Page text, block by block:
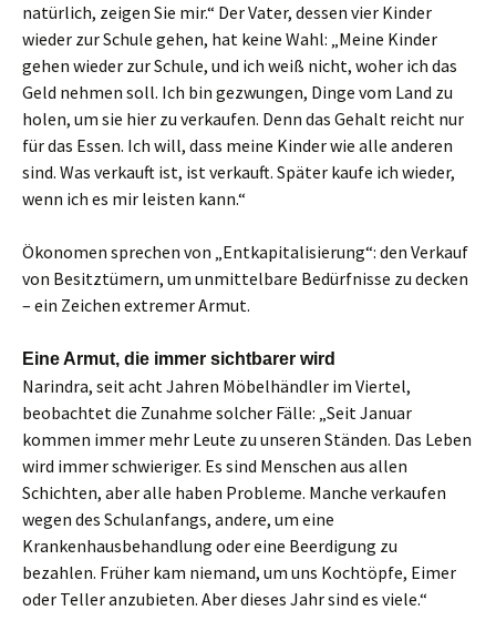
natürlich, zeigen Sie mir.“ Der Vater, dessen vier Kinder
wieder zur Schule gehen, hat keine Wahl: „Meine Kinder
gehen wieder zur Schule, und ich weiß nicht, woher ich das
Geld nehmen soll. Ich bin gezwungen, Dinge vom Land zu
holen, um sie hier zu verkaufen. Denn das Gehalt reicht nur
für das Essen. Ich will, dass meine Kinder wie alle anderen
sind. Was verkauft ist, ist verkauft. Später kaufe ich wieder,
wenn ich es mir leisten kann.“
Ökonomen sprechen von „Entkapitalisierung“: den Verkauf
von Besitztümern, um unmittelbare Bedürfnisse zu decken
– ein Zeichen extremer Armut.
Eine Armut, die immer sichtbarer wird
Narindra, seit acht Jahren Möbelhändler im Viertel,
beobachtet die Zunahme solcher Fälle: „Seit Januar
kommen immer mehr Leute zu unseren Ständen. Das Leben
wird immer schwieriger. Es sind Menschen aus allen
Schichten, aber alle haben Probleme. Manche verkaufen
wegen des Schulanfangs, andere, um eine
Krankenhausbehandlung oder eine Beerdigung zu
bezahlen. Früher kam niemand, um uns Kochtöpfe, Eimer
oder Teller anzubieten. Aber dieses Jahr sind es viele.“